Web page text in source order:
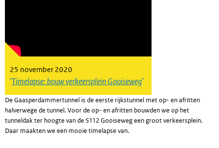
25 november 2020
Timelapse: bouw verkeersplein Gooiseweg
De Gaasperdammertunnel is de eerste rijkstunnel met op- en afritten
halverwege de tunnel. Voor de op- en afritten bouwden we op het
tunneldak ter hoogte van de S112 Gooiseweg een groot verkeersplein.
Daar maakten we een mooie timelapse van.